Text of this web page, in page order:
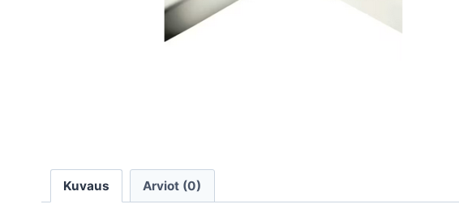
Kuvaus Arviot (0)